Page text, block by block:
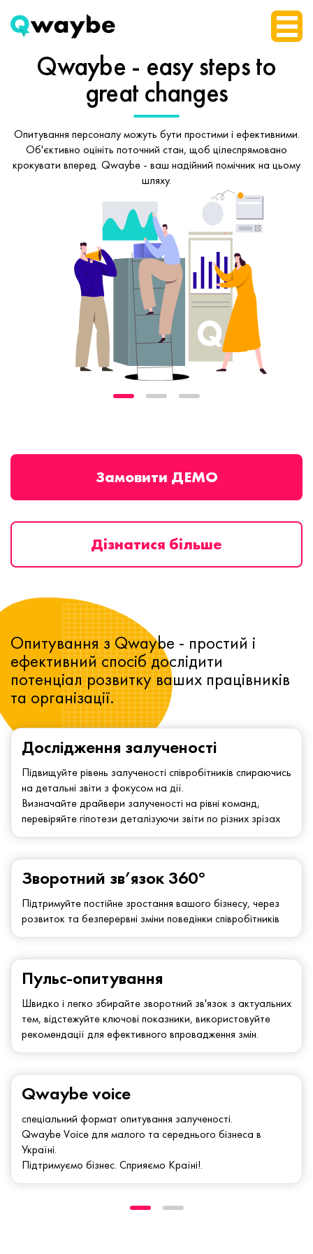
Qwaybe - easy stepsto
great changes
Опитування персоналу можуть бути простими і ефективними.
Об'єктивно оцініть поточний стан, щоб цілеспрямовано
крокувати вперед. Qwaybe - ваш надійний помічник на цьому
шляху.
Замовити ДЕМО
Дізнатися більше
Дослідження залученості
Підвищуйте рівень залученості співробітників спираючись
на детальні звіти з фокусом на дії.
Визначайте драйвери залученості на рівні команд,
перевіряйте гіпотези деталізуючи звіти по різних зрізах
Зворотний зв’язок 360°
Підтримуйте постійне зростання вашого бізнесу, через
розвиток та безперервні зміни поведінки співробітників
Опитування з Qwaybe - простий і
ефективний спосіб дослідити
потенціал розвитку ваших працівників
та організації.
Qwaybe voice
спеціальний формат опитування залученості.
Qwaybe Voice для малого та середнього бізнеса в
Україні.
Підтримуємо бізнес. Сприяємо Країні!.
Пульс-опитування
Швидко і легко збирайте зворотний зв'язок з актуальних
тем, відстежуйте ключові показники, використовуйте
рекомендації для ефективного впровадження змін.